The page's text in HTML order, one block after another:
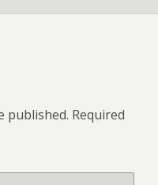
published. Required